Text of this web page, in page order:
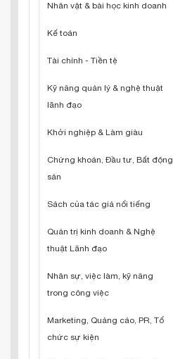
Nhân vật & bài học kinh doanh
Kế toán
Tài chính - Tiền tệ
Kỹ năng quản lý & nghệ thuật
lãnh đạo
Khởi nghiệp & Làm giàu
Chứng khoán, Đầu tư, Bất động
sản
Sách của tác giả nổi tiếng
Quản trị kinh doanh & Nghệ
thuật Lãnh đạo
Nhân sự, việc làm, kỹ năng
trong công việc
Marketing, Quảng cáo, PR, Tổ
chức sự kiện